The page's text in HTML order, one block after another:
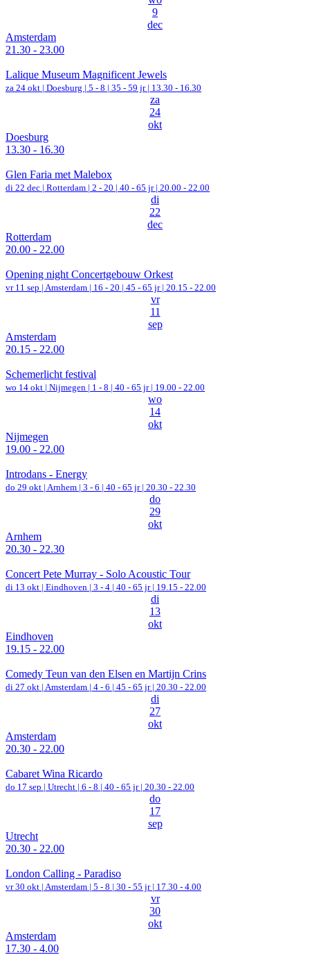
9
dec
Amsterdam
21.30 - 23.00
Lalique Museum Magnificent Jewels
za 24 okt | Doesburg | 5 - 8 | 35 - 59 jr | 13.30 - 16.30
za
24
okt
Doesburg
13.30 - 16.30
Glen Faria met Malebox
di 22 dec | Rotterdam | 2 - 20 | 40 - 65 jr | 20.00 - 22.00
di
22
dec
Rotterdam
20.00 - 22.00
Opening night Concertgebouw Orkest
vr 11 sep | Amsterdam | 16 - 20 | 45 - 65 jr | 20.15 - 22.00
vr
11
sep
Amsterdam
20.15 - 22.00
Schemerlicht festival
wo 14 okt | Nijmegen | 1 - 8 | 40 - 65 jr | 19.00 - 22.00
wo
14
okt
Nijmegen
19.00 - 22.00
Introdans - Energy
do 29 okt | Arnhem | 3 - 6 | 40 - 65 jr | 20.30 - 22.30
do
29
okt
Arnhem
20.30 - 22.30
Concert Pete Murray - Solo Acoustic Tour
di 13 okt | Eindhoven | 3 - 4 | 40 - 65 jr | 19.15 - 22.00
di
13
okt
Eindhoven
19.15 - 22.00
Comedy Teun van den Elsen en Martijn Crins
di 27 okt | Amsterdam | 4 - 6 | 45 - 65 jr | 20.30 - 22.00
di
27
okt
Amsterdam
20.30 - 22.00
Cabaret Wina Ricardo
do 17 sep | Utrecht | 6 - 8 | 40 - 65 jr | 20.30 - 22.00
do
17
sep
Utrecht
20.30 - 22.00
London Calling - Paradiso
vr 30 okt | Amsterdam | 5 - 8 | 30 - 55 jr | 17.30 - 4.00
vr
30
okt
Amsterdam
17.30 - 4.00